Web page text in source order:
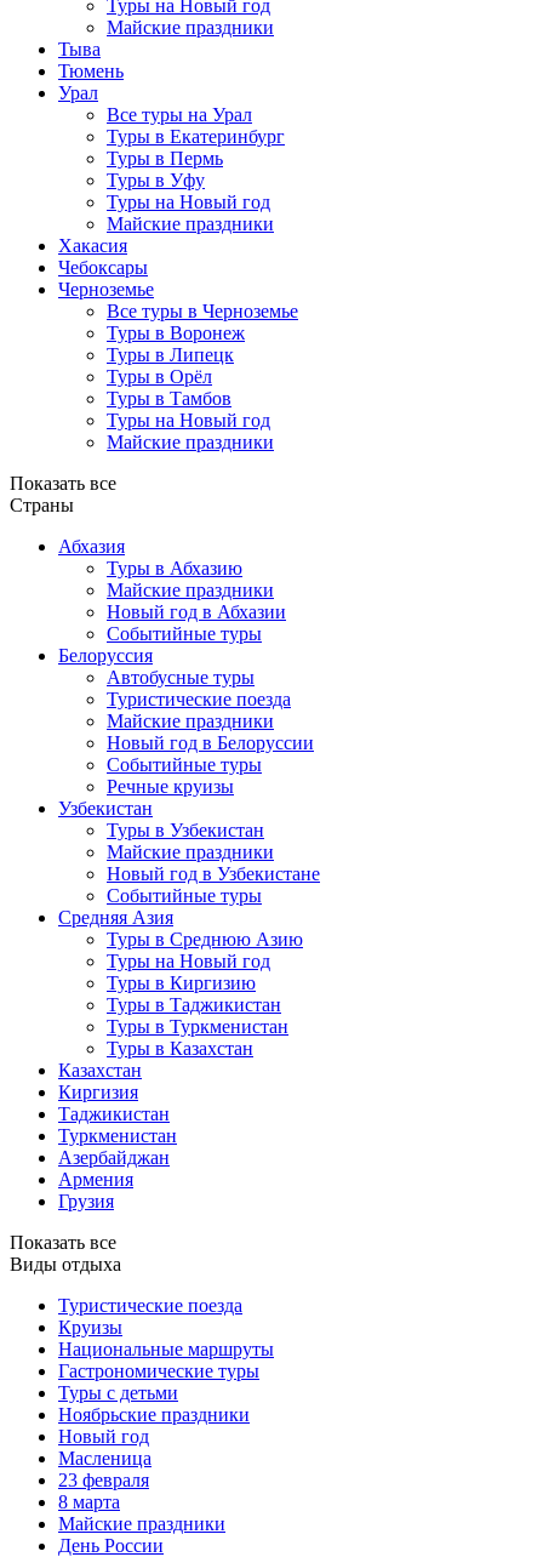
Туры на Новый год
Майские праздники
Тыва
Тюмень
Урал
Все туры на Урал
Туры в Екатеринбург
Туры в Пермь
Туры в Уфу
Туры на Новый год
Майские праздники
Хакасия
Чебоксары
Черноземье
Все туры в Черноземье
Туры в Воронеж
Туры в Липецк
Туры в Орёл
Туры в Тамбов
Туры на Новый год
Майские праздники
Показать все
Страны
Абхазия
Туры в Абхазию
Майские праздники
Новый год в Абхазии
Событийные туры
Белоруссия
Автобусные туры
Туристические поезда
Майские праздники
Новый год в Белоруссии
Событийные туры
Речные круизы
Узбекистан
Туры в Узбекистан
Майские праздники
Новый год в Узбекистане
Событийные туры
Средняя Азия
Туры в Среднюю Азию
Туры на Новый год
Туры в Киргизию
Туры в Таджикистан
Туры в Туркменистан
Туры в Казахстан
Казахстан
Киргизия
Таджикистан
Туркменистан
Азербайджан
Армения
Грузия
Показать все
Виды отдыха
Туристические поезда
Круизы
Национальные маршруты
Гастрономические туры
Туры с детьми
Ноябрьские праздники
Новый год
Масленица
23 февраля
8 марта
Майские праздники
День России